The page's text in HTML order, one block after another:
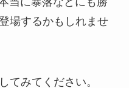
場するかもしれませ
てみてください。